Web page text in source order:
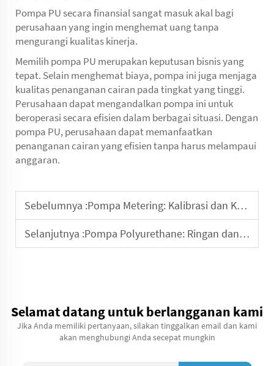
Pompa PU secara finansial sangat masuk akal bagi
perusahaan yang ingin menghemat uang tanpa
mengurangi kualitas kinerja.
Memilih pompa PU merupakan keputusan bisnis yang
tepat. Selain menghemat biaya, pompa ini juga menjaga
kualitas penanganan cairan pada tingkat yang tinggi.
Perusahaan dapat mengandalkan pompa ini untuk
beroperasi secara efisien dalam berbagai situasi. Dengan
pompa PU, perusahaan dapat memanfaatkan
penanganan cairan yang efisien tanpa harus melampaui
anggaran.
Sebelumnya :Pompa Metering: Kalibrasi dan Ketelitian
Selanjutnya :Pompa Polyurethane: Ringan dan Mudah Dipasang
Selamat datang untuk berlangganan kami
Jika Anda memiliki pertanyaan, silakan tinggalkan email dan kami
akan menghubungi Anda secepat mungkin